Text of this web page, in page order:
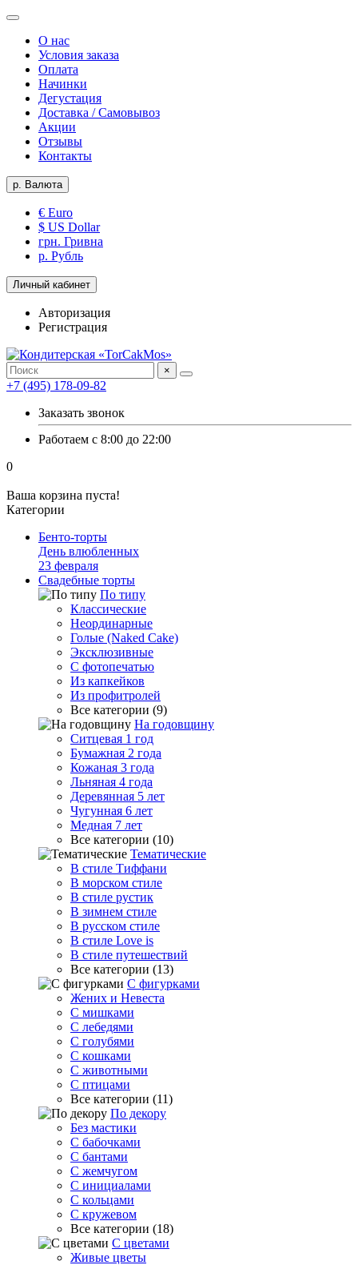
О нас
Условия заказа
Оплата
Начинки
Дегустация
Доставка / Самовывоз
Акции
Отзывы
Контакты
р. Валюта
€ Euro
$ US Dollar
грн. Гривна
р. Рубль
Личный кабинет
Авторизация
Регистрация
×
+7 (495) 178-09-82
Заказать звонок
Работаем с 8:00 до 22:00
0
Ваша корзина пуста!
Категории
Бенто-торты
День влюбленных
23 февраля
Свадебные торты
По типу
Классические
Неординарные
Голые (Naked Cake)
Эксклюзивные
С фотопечатью
Из капкейков
Из профитролей
Все категории (9)
На годовщину
Ситцевая 1 год
Бумажная 2 года
Кожаная 3 года
Льняная 4 года
Деревянная 5 лет
Чугунная 6 лет
Медная 7 лет
Все категории (10)
Тематические
В стиле Тиффани
В морском стиле
В стиле рустик
В зимнем стиле
В русском стиле
В стиле Love is
В стиле путешествий
Все категории (13)
С фигурками
Жених и Невеста
С мишками
С лебедями
С голубями
С кошками
С животными
С птицами
Все категории (11)
По декору
Без мастики
С бабочками
С бантами
С жемчугом
С инициалами
С кольцами
С кружевом
Все категории (18)
С цветами
Живые цветы